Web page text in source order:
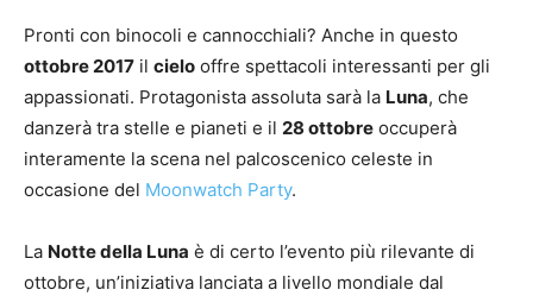
Pronti con binocoli e cannocchiali? Anche in questo
ottobre 2017 il cielo offre spettacoli interessanti per gli
appassionati. Protagonista assoluta sarà la Luna, che
danzerà tra stelle e pianeti e il 28 ottobre occuperà
interamente la scena nel palcoscenico celeste in
occasione del Moonwatch Party.
La Notte della Luna è di certo l’evento più rilevante di
ottobre, un’iniziativa lanciata a livello mondiale dal